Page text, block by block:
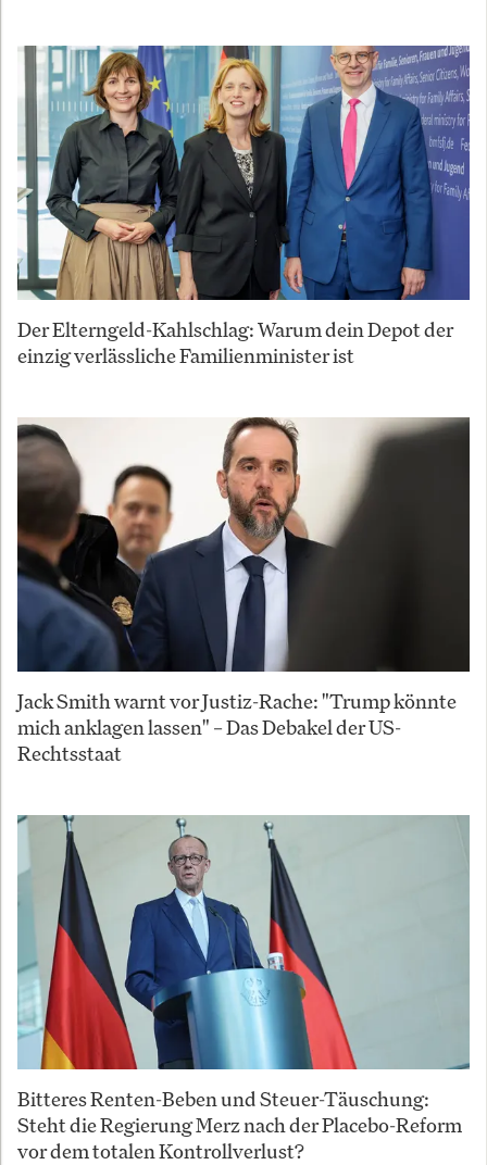
Der Elterngeld-Kahlschlag: Warum dein Depot der
einzig verlässliche Familienminister ist
Jack Smith warnt vor Justiz-Rache: "Trump könnte
mich anklagen lassen" – Das Debakel der US-
Rechtsstaat
Bitteres Renten-Beben und Steuer-Täuschung:
Steht die Regierung Merz nach der Placebo-Reform
vor dem totalen Kontrollverlust?